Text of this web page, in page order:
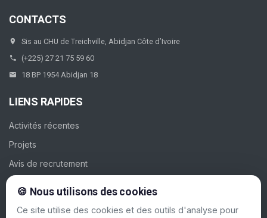
CONTACTS
Sis au CHU de Treichville, Abidjan Côte d’Ivoire
(+225) 27 21 75 59 60
18 BP 1954 Abidjan 18
LIENS RAPIDES
Activités récentes
Projets
Avis de recrutement
🍪 Nous utilisons des cookies
Ce site utilise des cookies et des outils d'analyse pour